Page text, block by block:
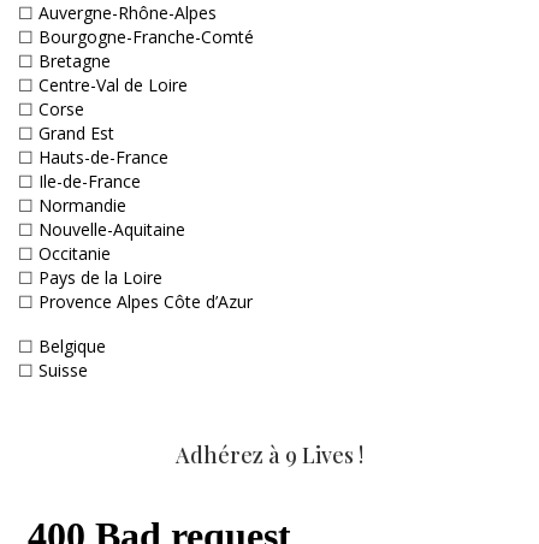
☐ Auvergne-Rhône-Alpes
☐ Bourgogne-Franche-Comté
☐ Bretagne
☐ Centre-Val de Loire
☐ Corse
☐ Grand Est
☐ Hauts-de-France
☐ Ile-de-France
☐ Normandie
☐ Nouvelle-Aquitaine
☐ Occitanie
☐ Pays de la Loire
☐ Provence Alpes Côte d’Azur
☐ Belgique
☐ Suisse
Adhérez à 9 Lives !